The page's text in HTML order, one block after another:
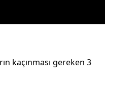
kaçınması gereken 3